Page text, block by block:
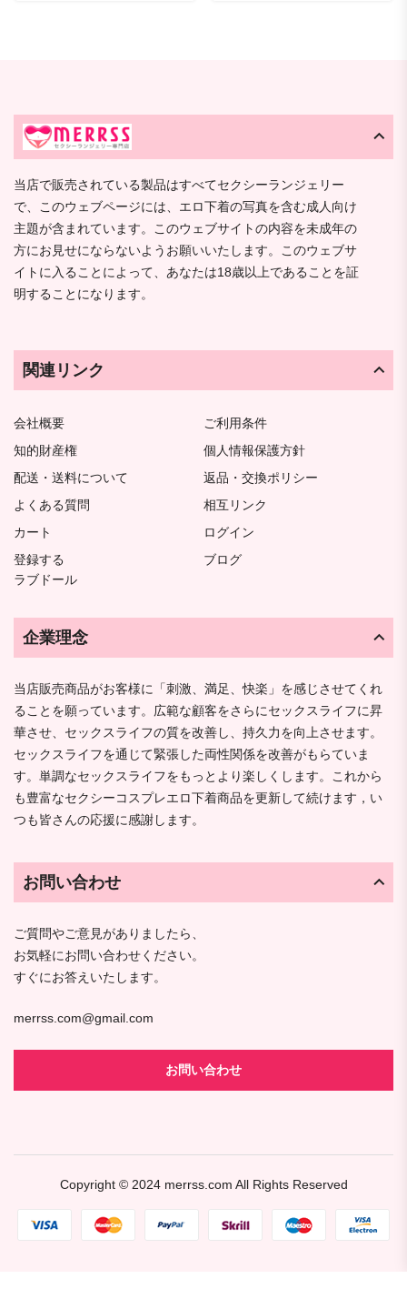
当店で販売されている製品はすべてセクシーランジェリー
で、このウェブページには、エロ下着の写真を含む成人向け
主題が含まれています。このウェブサイトの内容を未成年の
方にお見せにならないようお願いいたします。このウェブサ
イトに入ることによって、あなたは18歳以上であることを証
明することになります。
関連リンク
会社概要
ご利用条件
知的財産権
個人情報保護方針
配送・送料について
返品・交換ポリシー
よくある質問
相互リンク
カート
ログイン
登録する
ブログ
ラブドール
企業理念
当店販売商品がお客様に「刺激、満足、快楽」を感じさせてくれ
ることを願っています。広範な顧客をさらにセックスライフに昇
華させ、セックスライフの質を改善し、持久力を向上させます。
セックスライフを通じて緊張した両性関係を改善がもらていま
す。単調なセックスライフをもっとより楽しくします。これから
も豊富なセクシーコスプレエロ下着商品を更新して続けます，い
つも皆さんの応援に感謝します。
お問い合わせ
ご質問やご意見がありましたら、
お気軽にお問い合わせください。
すぐにお答えいたします。
merrss.com@gmail.com
お問い合わせ
Copyright © 2024 merrss.com All Rights Reserved